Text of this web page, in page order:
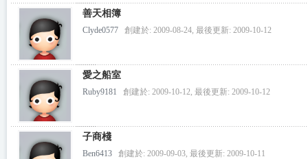
善天相簿
Clyde0577 創建於: 2009-08-24, 最後更新: 2009-10-12
愛之船室
Ruby9181 創建於: 2009-10-12, 最後更新: 2009-10-12
子商棧
Ben6413 創建於: 2009-09-03, 最後更新: 2009-10-11